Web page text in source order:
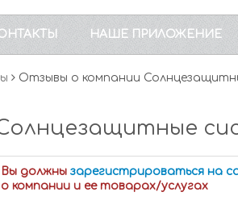
НАШЕ ПРИЛОЖЕНИЕ
Отзывы о компании
Вы должны зарегистрироваться на
о компании и ее товарах/услугах